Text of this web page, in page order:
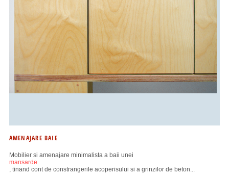
AMENAJARE BAIE
Mobilier si amenajare minimalista a baii unei
mansarde
, tinand cont de constrangerile acoperisului si a grinzilor de beton...